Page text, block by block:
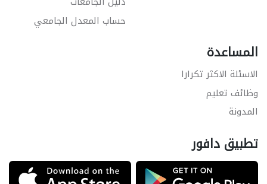
حساب المعدل الجامعي
المساعدة
الاسئلة الاكثر تكرارا
وظائف تعليم
المدونة
تطبيق دافور